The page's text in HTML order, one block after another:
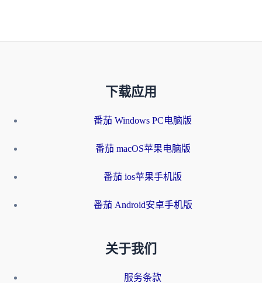
下载应用
番茄 Windows PC电脑版
番茄 macOS苹果电脑版
番茄 ios苹果手机版
番茄 Android安卓手机版
关于我们
服务条款